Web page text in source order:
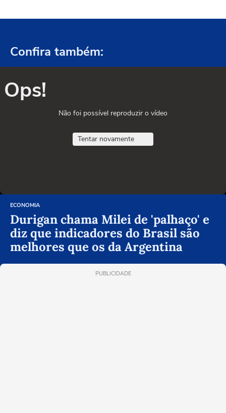
Confira também:
Ops!
Não foi possível reproduzir o vídeo
Tentar novamente
ECONOMIA
Durigan chama Milei de 'palhaço' e
diz que indicadores do Brasil são
melhores que os da Argentina
PUBLICIDADE